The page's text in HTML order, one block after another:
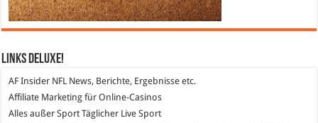
Links DeLuXe!
AF Insider NFL News, Berichte, Ergebnisse etc.
Affiliate Marketing für Online-Casinos
Alles außer Sport Täglicher Live Sport